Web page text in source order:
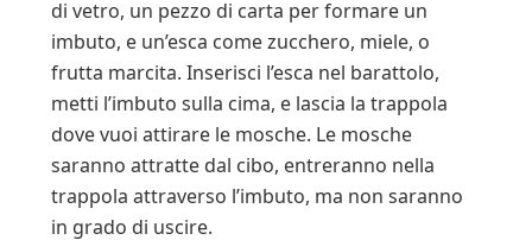
di vetro, un pezzo di carta per formare un
imbuto, e un’esca come zucchero, miele, o
frutta marcita. Inserisci l’esca nel barattolo,
metti l’imbuto sulla cima, e lascia la trappola
dove vuoi attirare le mosche. Le mosche
saranno attratte dal cibo, entreranno nella
trappola attraverso l’imbuto, ma non saranno
in grado di uscire.